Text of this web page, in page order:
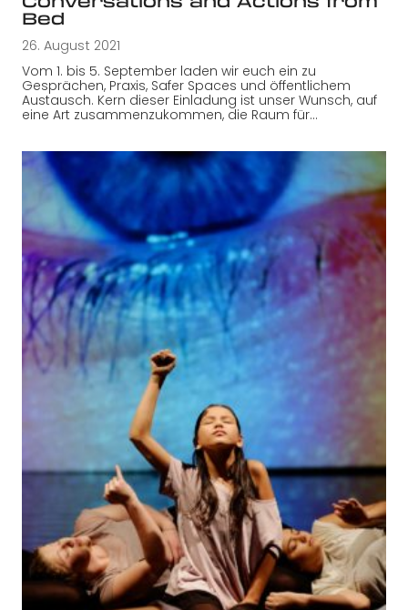
Bed
26. August 2021
Vom 1. bis 5. September laden wir euch ein zu
Gesprächen, Praxis, Safer Spaces und öffentlichem
Austausch. Kern dieser Einladung ist unser Wunsch, auf
eine Art zusammenzukommen, die Raum für…